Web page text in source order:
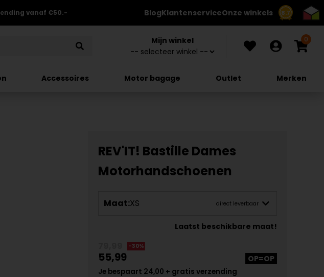
8.7
vanaf €50.- BlogKlantenserviceOnze winkels
Mijn winkel 0
Accessoires Motor bagage Outlet Merken
REV'IT! Bastille Dames
Motorhandschoenen
Maat:XS direct leverbaar
Laatst beschikbare maat!
-30%
55,99
Je bespaart 24,00 + gratis verzending
OP=OP